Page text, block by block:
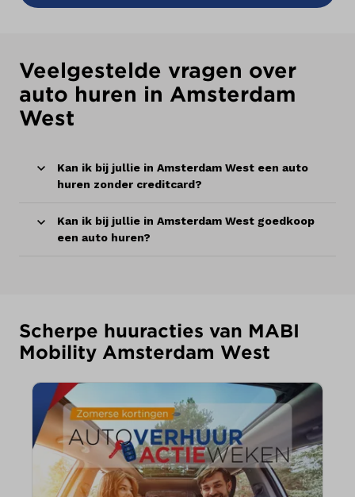
Veelgestelde vragen over
auto huren in Amsterdam
West
Kan ik bij jullie in Amsterdam West een auto
huren zonder creditcard?
Kan ik bij jullie in Amsterdam West goedkoop
een auto huren?
Scherpe huuracties van MABI
Mobility Amsterdam West